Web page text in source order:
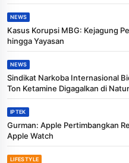
NEWS
Kasus Korupsi MBG: Kejagung
hingga Yayasan
NEWS
Sindikat Narkoba Internasional
Ton Ketamine Digagalkan di
IPTEK
Gurman: Apple Pertimbangkan
Apple Watch
LIFESTYLE